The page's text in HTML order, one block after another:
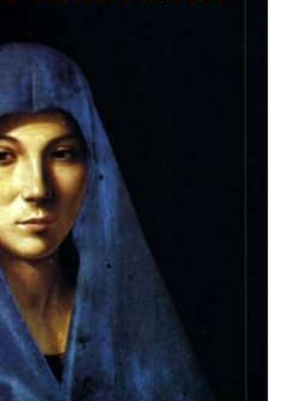
ATTUALITÀ